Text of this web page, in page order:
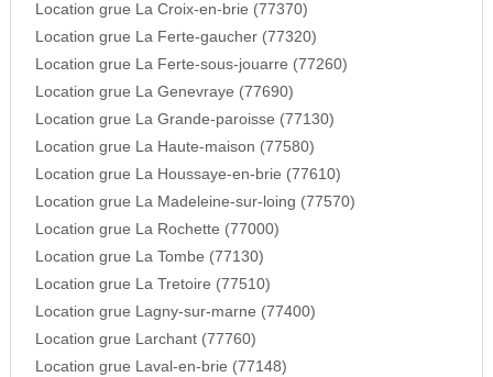
Location grue La Croix-en-brie (77370)
Location grue La Ferte-gaucher (77320)
Location grue La Ferte-sous-jouarre (77260)
Location grue La Genevraye (77690)
Location grue La Grande-paroisse (77130)
Location grue La Haute-maison (77580)
Location grue La Houssaye-en-brie (77610)
Location grue La Madeleine-sur-loing (77570)
Location grue La Rochette (77000)
Location grue La Tombe (77130)
Location grue La Tretoire (77510)
Location grue Lagny-sur-marne (77400)
Location grue Larchant (77760)
Location grue Laval-en-brie (77148)